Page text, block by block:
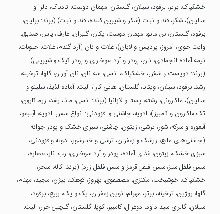
خشکپاک، برتر، برفود، سبلان، گلستان، مهمان دوست، تادباک، دلزا و
سالیان)، شکر، قند و نبات (شکر و شیرین کننده، قند و نبات) (برند: برلیان،
برفود، گلستان، بن مانو، مهمان دوست، یکان، گلیران، عارف، یاس، صدیق،
وایت جوی، امروز، پردیس و لابان)، غلات و نان (آرد گندم، غلات، حبوبات،
نیمه آماده انجمادی، نان، پودر و آرد سوخاری و پودر کیک و شیرینی)
(برند: دویست و شش، خشکپاک، انسی، سه نان، نان آوران، گلها، ترخینه،
رشد، برفود، سبلان، ویتانا، گلستان، هاتی کارا، الیت، آماده لذیذ، سلینو و
سالیان)، ماکارونی، رشته، پاستا و لازانیا (برند: انسی، مانا، رشد، زرماکارون،
تک ماکارون و کامبیز)، ادویه، چاشنی و افزودنی: انواع سس، ادویه، آبلیمو،
آبغوره و سرکه، شور، ترشی، زیتون، چاشنی، سبزی خشک و پودر جوانه
(چاشنی‌های مایع، زرشک و زعفران، ترشی و خیارشور، ادویه وافزودنی،
سبزی خشک، زیتون، غذای آماده، پودر و آرد سوخاری، رب انار، عصاره،
سس فلفل سبز، سس فلفل قرمز و سس فلفل زرد) (برند: کاله، سحر،
خشکپاک، خوشبخت، مکنزی، مصطفوی، بهروز، کوهک، بیژن، مجید، مهنام،
گلها، روژین، ترخینه، برتر، مهرام، نوین زعفران، یک و یک، ربیع، برفود،
سبلان، گالری سید داود، دوغزال، کامبیز، کوپا، گلستان، گلچین خزر، الیت،